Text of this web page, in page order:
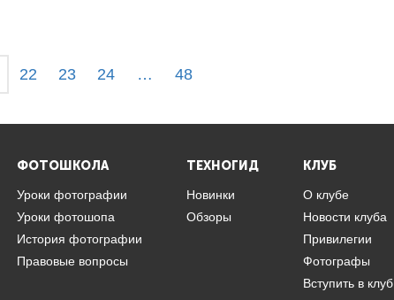
22 23 24 … 48
ФОТОШКОЛА
Уроки фотографии
Уроки фотошопа
История фотографии
Правовые вопросы
ТЕХНОГИД
Новинки
Обзоры
КЛУБ
О клубе
Новости клуба
Привилегии
Фотографы
Вступить в клуб